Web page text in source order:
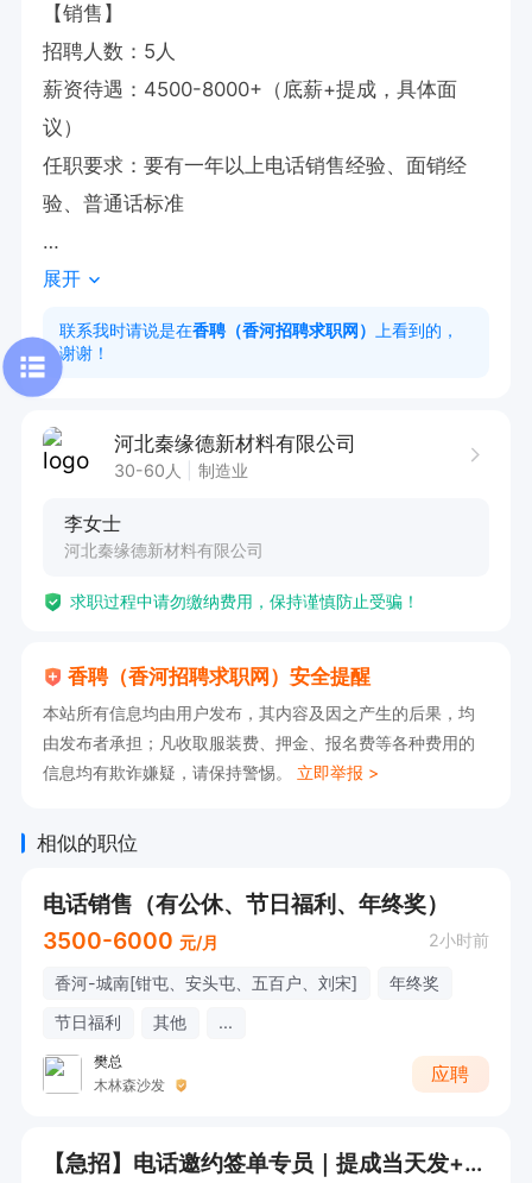
【销售】
招聘人数：5人
薪资待遇：4500-8000+（底薪+提成，具体面
议）
任职要求：要有一年以上电话销售经验、面销经
验、普通话标准
工作地点：香河县 蒋辛屯镇富力新城  富兴大厦
联系人:李经理
展开
联系我时请说是在香聘（香河招聘求职网）
上看到的，
谢谢！
河北秦缘德新材料有限公司
30-60人 制造业
李女士
河北秦缘德新材料有限公司
求职过程中请勿缴纳费用，保持谨慎防止受骗！
香聘（香河招聘求职网）安全提醒
本站所有信息均由用户发布，其内容及因之产生的后果，均
由发布者承担；凡收取服装费、押金、报名费等各种费用的
信息均有欺诈嫌疑，请保持警惕。 立即举报 >
相似的职位
电话销售（有公休、节日福利、年终奖）
3500-6000 元/月 2小时前
香河-城南[钳屯、安头屯、五百户、刘宋]
年终奖
节日福利
其他 ...
樊总
木林森沙发
应聘
【急招】电话邀约签单专员｜提成当天发+新手包教包会！